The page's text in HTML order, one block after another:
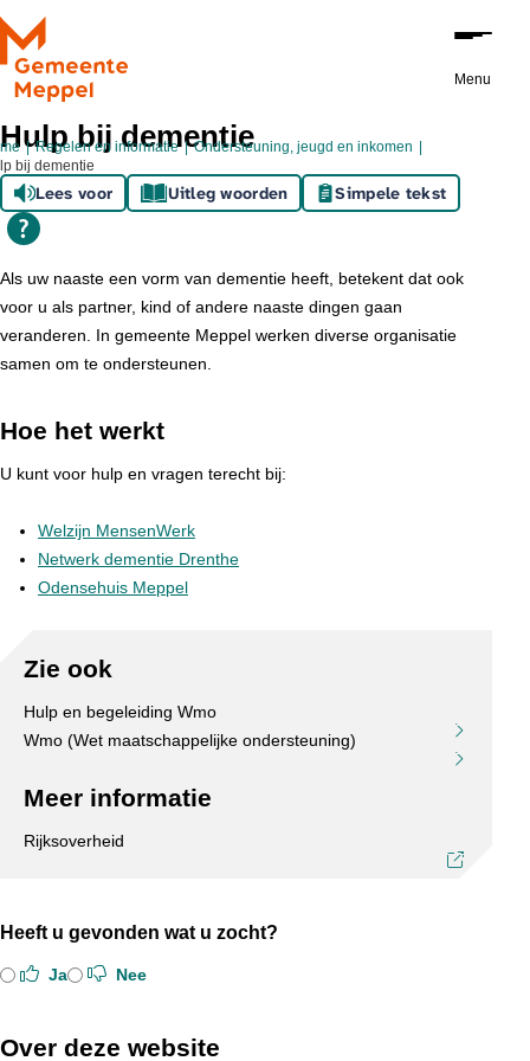
Ga naar de inhoud
Menu
Regelen en informatie
Ondersteuning, jeugd en inkomen
bij dementie
Hulp bij dementie
Lees voor Uitleg woorden Simpele tekst
Als uw naaste een vorm van dementie heeft, betekent dat ook
voor u als partner, kind of andere naaste dingen gaan
veranderen. In gemeente Meppel werken diverse organisatie
samen om te ondersteunen.
Hoe het werkt
U kunt voor hulp en vragen terecht bij:
Welzijn MensenWerk
Netwerk dementie Drenthe
Odensehuis Meppel
Zie ook
Hulp en begeleiding Wmo
Wmo (Wet maatschappelijke ondersteuning)
Meer informatie
Rijksoverheid
Heeft u gevonden wat u zocht?
Ja Nee
Over deze website